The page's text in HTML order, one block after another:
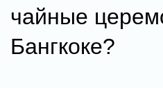
чайные
Бангкоке?